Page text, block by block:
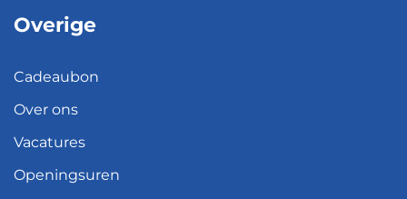
Overige
Cadeaubon
Over ons
Vacatures
Openingsuren